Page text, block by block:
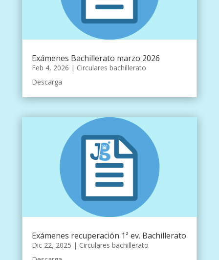
Exámenes Bachillerato marzo 2026
Feb 4, 2026 | Circulares bachillerato
Descarga
Exámenes recuperación 1ª ev. Bachillerato
Dic 22, 2025 | Circulares bachillerato